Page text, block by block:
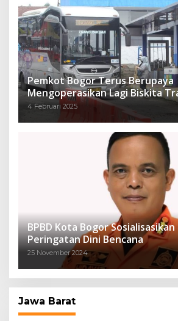
Pemkot Bogor Terus Berupaya
Mengoperasikan Lagi Biskita
4 Februari 2025
BPBD Kota Bogor
Peringatan Dini Bencana
25 November 2024
Jawa Barat